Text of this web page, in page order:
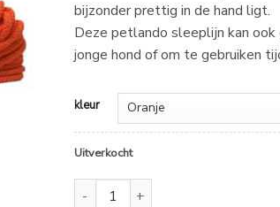
bijzonder prettig in de hand ligt.
Deze petlando sleeplijn kan
jonge hond of om te gebruiken
kleur
Uitverkocht
Petlando weavers sleeplijn 10